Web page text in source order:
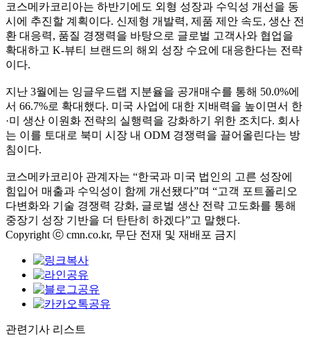
코스메카코리아는 하반기에도 외형 성장과 수익성 개선을 동
시에 추진할 계획이다. 신제형 개발력, 제품 제안 속도, 생산 전
환 대응력, 품질 경쟁력을 바탕으로 글로벌 고객사와 협업을
확대하고 K-뷰티 브랜드의 해외 성장 수요에 대응한다는 전략
이다.
지난 3월에는 잉글우드랩 지분율을 공개매수를 통해 50.0%에
서 66.7%로 확대했다. 미국 사업에 대한 지배력을 높이면서 한
·미 생산 이원화 전략의 실행력을 강화하기 위한 조치다. 회사
는 이를 토대로 북미 시장 내 ODM 경쟁력을 끌어올린다는 방
침이다.
코스메카코리아 관계자는 “한국과 미국 법인의 고른 성장에
힘입어 매출과 수익성이 함께 개선됐다”며 “고객 포트폴리오
다변화와 기술 경쟁력 강화, 글로벌 생산 전략 고도화를 통해
중장기 성장 기반을 더 탄탄히 하겠다”고 말했다.
Copyright ⓒ cmn.co.kr, 무단 전재 및 재배포 금지
관련기사 리스트